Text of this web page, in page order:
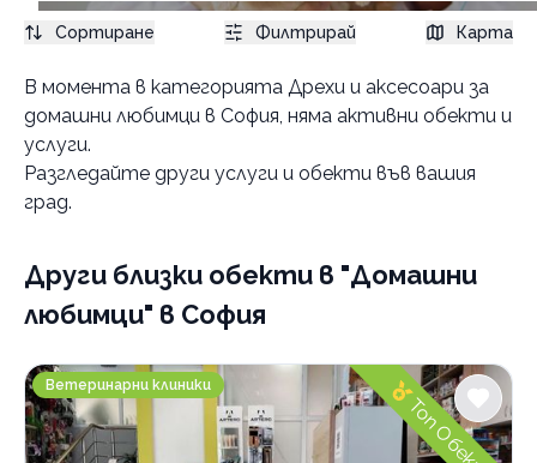
В момента в категорията Дрехи и аксесоари за
домашни любимци в София, няма активни обекти и
услуги.
Разгледайте други услуги и обекти във вашия
град.
Други близки обекти в "Домашни
любимци" в София
Ветеринарна клиника Джулайвет Слатина
Ветеринарни клиники
Топ Обект
Сортиране Филтрирай Карта
Категории
Фотосесия за домашни любимци
Училище за кучета
Грижа за домашни любимци
Храна за домашни любимци
Хотел за домашни любимци
Груминг